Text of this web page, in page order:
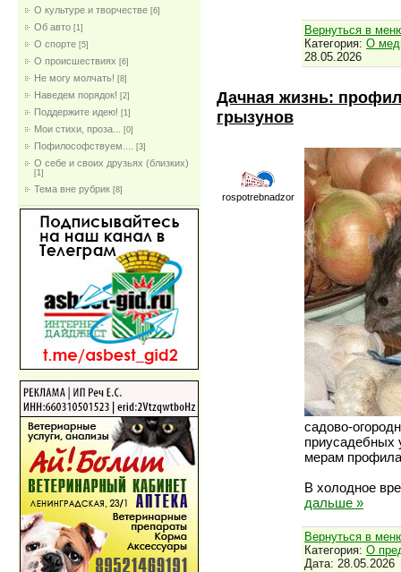
О культуре и творчестве [6]
Об авто [1]
О спорте [5]
О происшествиях [6]
Не могу молчать! [8]
Наведем порядок! [2]
Поддержите идею! [1]
Мои стихи, проза... [0]
Пофилософствуем.... [3]
О себе и своих друзьях (близких)
[1]
Тема вне рубрик [8]
Вернуться в
Категория: О
28.05.2026
Дачная жизнь:
грызунов
rospotrebnadzor
садово-
приусадебных
мерам
В холодное
дальше »
Вернуться в
Категория: О
Дата: 28.05.2026